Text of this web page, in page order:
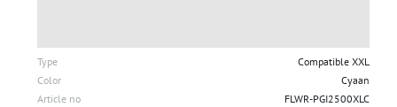
Type
Compatible XXL
Color
Cyaan
Article no
FLWR-PGI2500XLC